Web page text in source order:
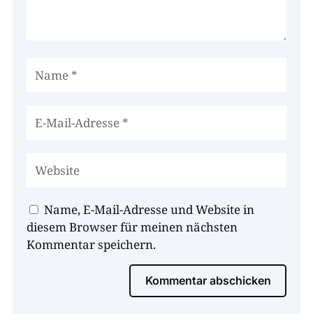
Name, E-Mail-Adresse und Website in
diesem Browser für meinen nächsten
Kommentar speichern.
Kommentar abschicken